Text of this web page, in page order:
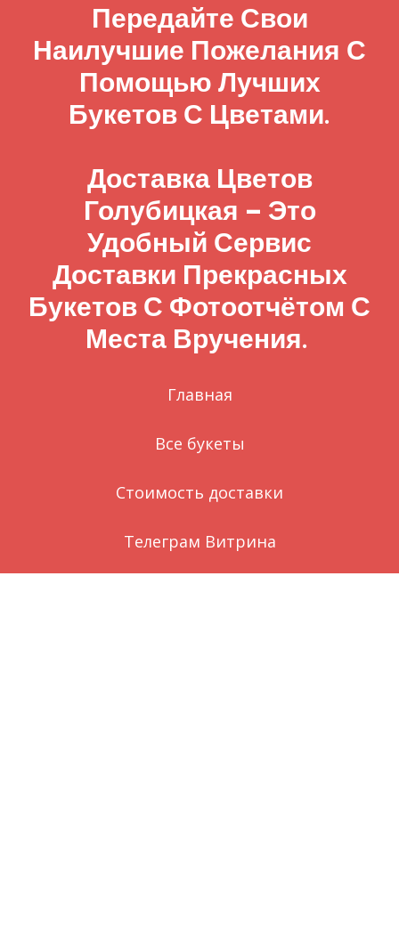
Передайте Свои
Наилучшие Пожелания С
Помощью Лучших
Букетов С Цветами.
Доставка Цветов
Голубицкая – Это
Удобный Сервис
Доставки Прекрасных
Букетов С Фотоотчётом С
Места Вручения.
Главная
Все букеты
Стоимость доставки
Телеграм Витрина